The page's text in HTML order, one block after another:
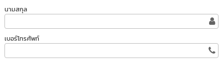
นามสกุล
เบอร์โทรศัพท์